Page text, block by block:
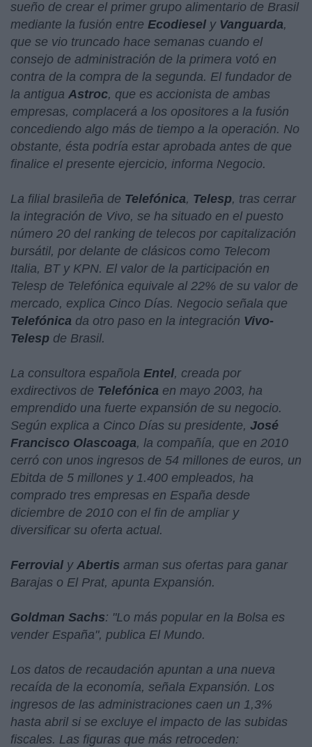
sueño de crear el primer grupo alimentario de Brasil
mediante la fusión entre Ecodiesel y Vanguarda,
que se vio truncado hace semanas cuando el
consejo de administración de la primera votó en
contra de la compra de la segunda. El fundador de
la antigua Astroc, que es accionista de ambas
empresas, complacerá a los opositores a la fusión
concediendo algo más de tiempo a la operación. No
obstante, ésta podría estar aprobada antes de que
finalice el presente ejercicio, informa Negocio.
La filial brasileña de Telefónica, Telesp, tras cerrar
la integración de Vivo, se ha situado en el puesto
número 20 del ranking de telecos por capitalización
bursátil, por delante de clásicos como Telecom
Italia, BT y KPN. El valor de la participación en
Telesp de Telefónica equivale al 22% de su valor de
mercado, explica Cinco Días. Negocio señala que
Telefónica da otro paso en la integración Vivo-
Telesp de Brasil.
La consultora española Entel, creada por
exdirectivos de Telefónica en mayo 2003, ha
emprendido una fuerte expansión de su negocio.
Según explica a Cinco Días su presidente, José
Francisco Olascoaga, la compañía, que en 2010
cerró con unos ingresos de 54 millones de euros, un
Ebitda de 5 millones y 1.400 empleados, ha
comprado tres empresas en España desde
diciembre de 2010 con el fin de ampliar y
diversificar su oferta actual.
Ferrovial y Abertis arman sus ofertas para ganar
Barajas o El Prat, apunta Expansión.
Goldman Sachs: "Lo más popular en la Bolsa es
vender España", publica El Mundo.
Los datos de recaudación apuntan a una nueva
recaída de la economía, señala Expansión. Los
ingresos de las administraciones caen un 1,3%
hasta abril si se excluye el impacto de las subidas
fiscales. Las figuras que más retroceden: